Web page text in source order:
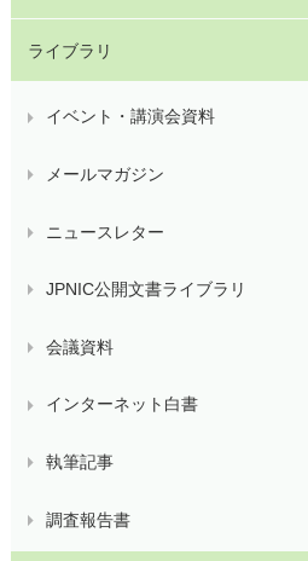
ライブラリ
イベント・講演会資料
メールマガジン
ニュースレター
JPNIC公開文書ライブラリ
会議資料
インターネット白書
執筆記事
調査報告書